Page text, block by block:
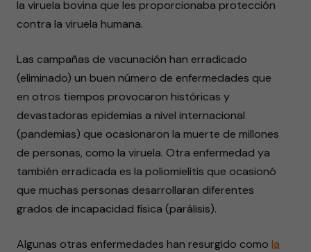
la viruela bovina que les proporcionaba protección
contra la viruela humana.
Las campañas de vacunación han erradicado
(eliminado) un buen número de enfermedades que
en otros tiempos provocaron históricas y
devastadoras epidemias a nivel internacional
(pandemias) que ocasionaron la muerte de millones
de personas, como la viruela. Otra enfermedad ya
también erradicada es la poliomielitis que ocasionó
que muchas personas desarrollaran diferentes
grados de incapacidad física (parálisis).
Algunas otras enfermedades han resurgido como la